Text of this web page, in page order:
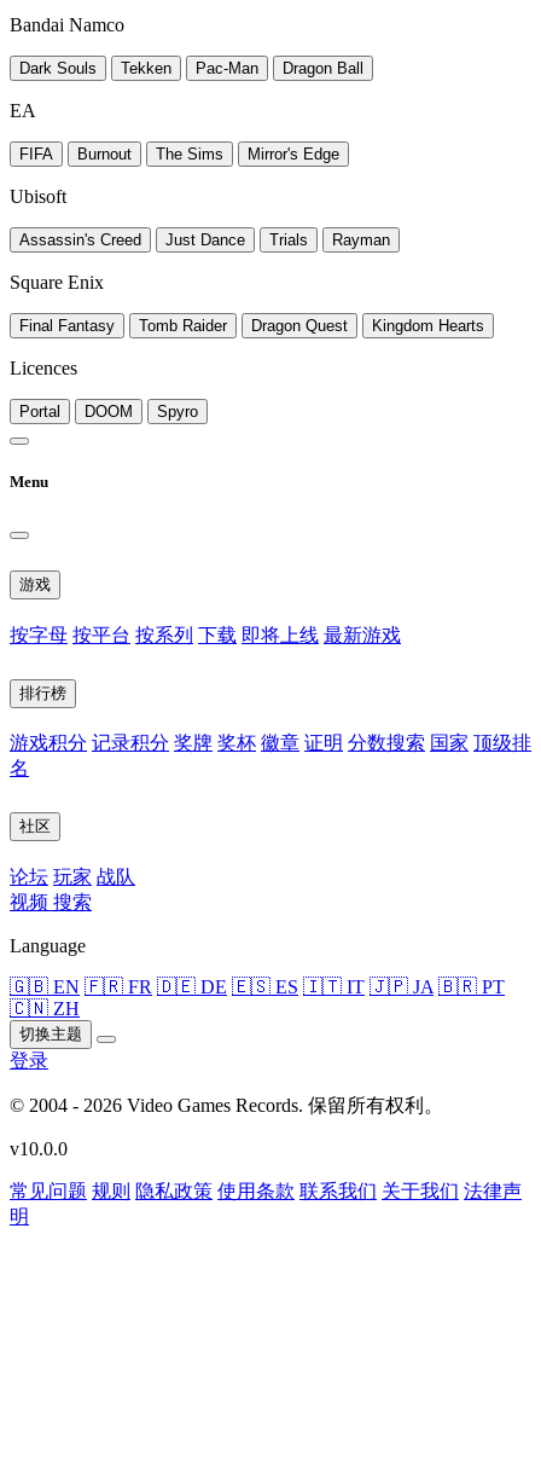
Bandai Namco
Dark Souls Tekken Pac-Man Dragon Ball
EA
FIFA Burnout The Sims Mirror's Edge
Ubisoft
Assassin's Creed Just Dance Trials Rayman
Square Enix
Final Fantasy Tomb Raider Dragon Quest Kingdom Hearts
Licences
Portal DOOM Spyro
Menu
游戏
按字母 按平台 按系列 下载 即将上线 最新游戏
排行榜
游戏积分 记录积分 奖牌 奖杯 徽章 证明 分数搜索 国家 顶级排
名
社区
论坛 玩家 战队
视频 搜索
Language
🇬🇧 EN 🇫🇷 FR 🇩🇪 DE 🇪🇸 ES 🇮🇹 IT 🇯🇵 JA 🇧🇷 PT
🇨🇳 ZH
切换主题
登录
© 2004 - 2026 Video Games Records. 保留所有权利。
v10.0.0
常见问题 规则 隐私政策 使用条款 联系我们 关于我们 法律声
明